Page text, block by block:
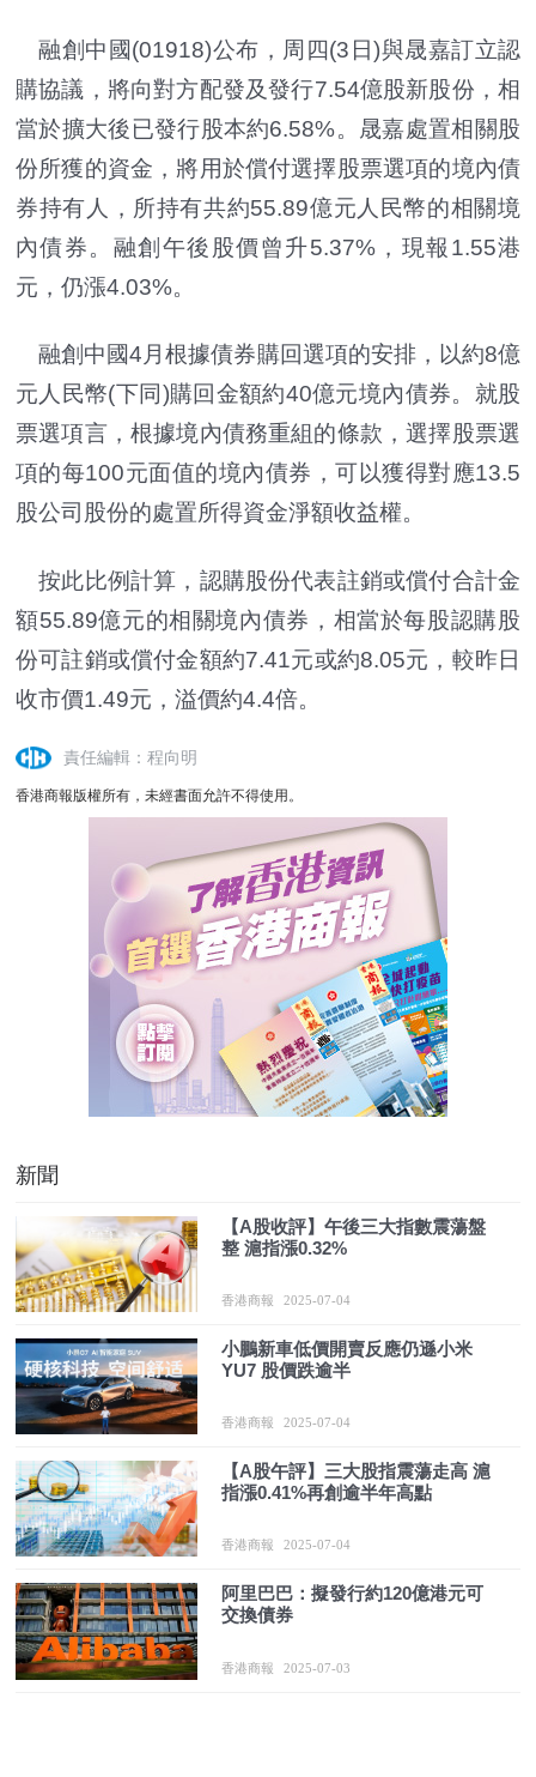
融創中國(01918)公布，周四(3日)與晟嘉訂立認
購協議，將向對方配發及發行7.54億股新股份，相
當於擴大後已發行股本約6.58%。晟嘉處置相關股
份所獲的資金，將用於償付選擇股票選項的境內債
券持有人，所持有共約55.89億元人民幣的相關境
內債券。融創午後股價曾升5.37%，現報1.55港
元，仍漲4.03%。
融創中國4月根據債券購回選項的安排，以約8億
元人民幣(下同)購回金額約40億元境內債券。就股
票選項言，根據境內債務重組的條款，選擇股票選
項的每100元面值的境內債券，可以獲得對應13.5
股公司股份的處置所得資金淨額收益權。
按此比例計算，認購股份代表註銷或償付合計金
額55.89億元的相關境內債券，相當於每股認購股
份可註銷或償付金額約7.41元或約8.05元，較昨日
收市價1.49元，溢價約4.4倍。
責任編輯：程向明
香港商報版權所有，未經書面允許不得使用。
新聞
【A股收評】午後三大指數震蕩盤
整 滬指漲0.32%
香港商報 2025-07-04
小鵬新車低價開賣反應仍遜小米
YU7 股價跌逾半
香港商報 2025-07-04
【A股午評】三大股指震蕩走高 滬
指漲0.41%再創逾半年高點
香港商報 2025-07-04
阿里巴巴：擬發行約120億港元可
交換債券
香港商報 2025-07-03